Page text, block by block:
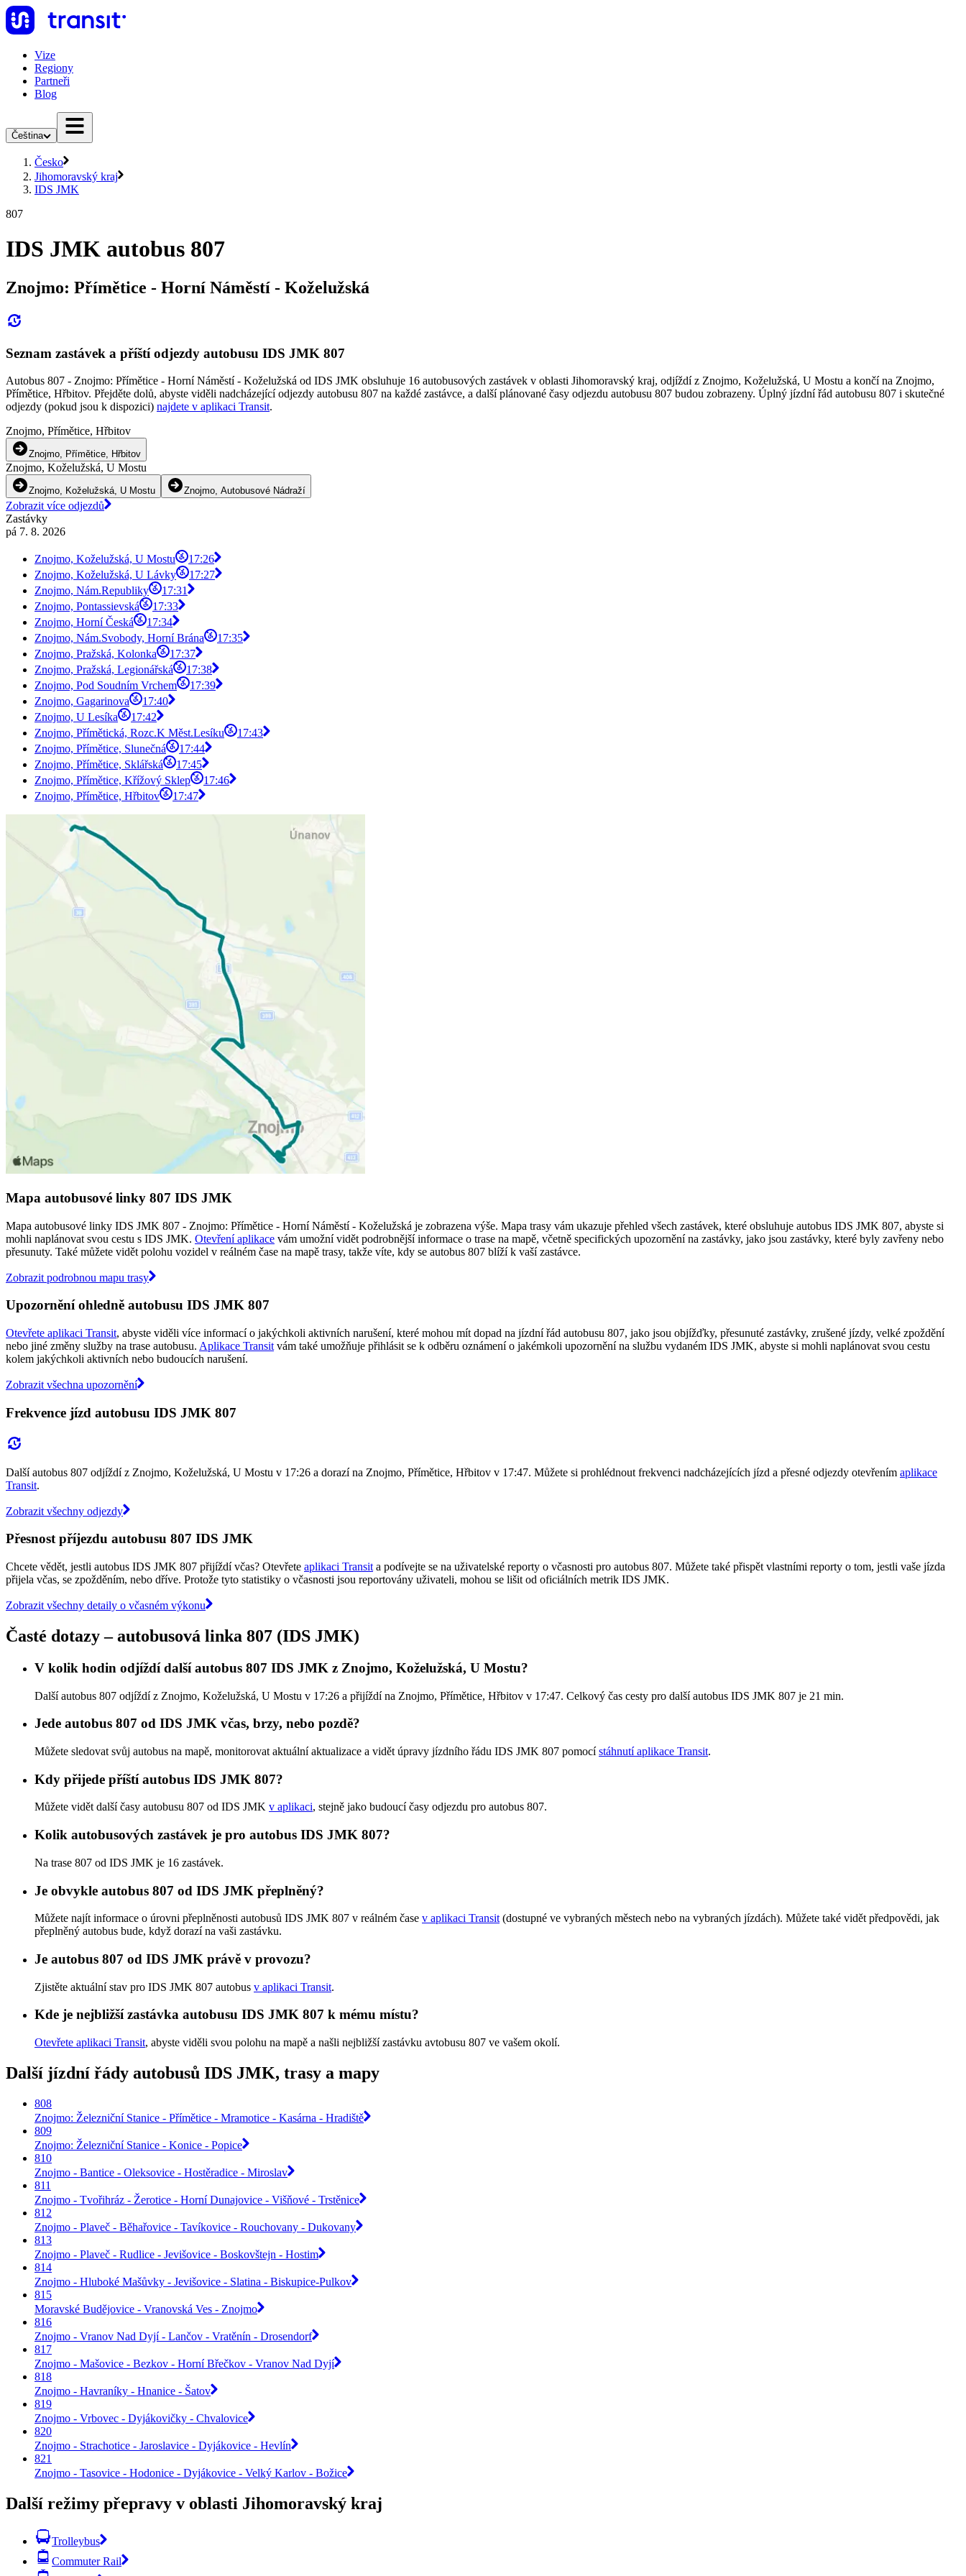
Vize
Regiony
Partneři
Blog
Čeština
Česko
Jihomoravský kraj
IDS JMK
807
IDS JMK autobus 807
Znojmo: Přímětice - Horní Náměstí - Koželužská
Seznam zastávek a příští odjezdy autobusu IDS JMK 807
Autobus 807 - Znojmo: Přímětice - Horní Náměstí - Koželužská od IDS JMK obsluhuje 16 autobusových zastávek v oblasti Jihomoravský kraj, odjíždí z Znojmo, Koželužská, U Mostu a končí na Znojmo,
Přímětice, Hřbitov. Přejděte dolů, abyste viděli nadcházející odjezdy autobusu 807 na každé zastávce, a další plánované časy odjezdu autobusu 807 budou zobrazeny. Úplný jízdní řád autobusu 807 i skutečné
odjezdy (pokud jsou k dispozici) najdete v aplikaci Transit.
Znojmo, Přímětice, Hřbitov
Znojmo, Přímětice, Hřbitov
Znojmo, Koželužská, U Mostu
Znojmo, Koželužská, U Mostu Znojmo, Autobusové Nádraží
Zobrazit více odjezdů
Zastávky
pá 7. 8. 2026
Znojmo, Koželužská, U Mostu
17:26
Znojmo, Koželužská, U Lávky
17:27
Znojmo, Nám.Republiky
17:31
Znojmo, Pontassievská
17:33
Znojmo, Horní Česká
17:34
Znojmo, Nám.Svobody, Horní Brána
17:35
Znojmo, Pražská, Kolonka
17:37
Znojmo, Pražská, Legionářská
17:38
Znojmo, Pod Soudním Vrchem
17:39
Znojmo, Gagarinova
17:40
Znojmo, U Lesíka
17:42
Znojmo, Přímětická, Rozc.K Měst.Lesíku
17:43
Znojmo, Přímětice, Slunečná
17:44
Znojmo, Přímětice, Sklářská
17:45
Znojmo, Přímětice, Křížový Sklep
17:46
Znojmo, Přímětice, Hřbitov
17:47
Mapa autobusové linky 807 IDS JMK
Mapa autobusové linky IDS JMK 807 - Znojmo: Přímětice - Horní Náměstí - Koželužská je zobrazena výše. Mapa trasy vám ukazuje přehled všech zastávek, které obsluhuje autobus IDS JMK 807, abyste si
mohli naplánovat svou cestu s IDS JMK. Otevření aplikace vám umožní vidět podrobnější informace o trase na mapě, včetně specifických upozornění na zastávky, jako jsou zastávky, které byly zavřeny nebo
přesunuty. Také můžete vidět polohu vozidel v reálném čase na mapě trasy, takže víte, kdy se autobus 807 blíží k vaší zastávce.
Zobrazit podrobnou mapu trasy
Upozornění ohledně autobusu IDS JMK 807
Otevřete aplikaci Transit, abyste viděli více informací o jakýchkoli aktivních narušení, které mohou mít dopad na jízdní řád autobusu 807, jako jsou objížďky, přesunuté zastávky, zrušené jízdy, velké zpoždění
nebo jiné změny služby na trase autobusu. Aplikace Transit vám také umožňuje přihlásit se k odběru oznámení o jakémkoli upozornění na službu vydaném IDS JMK, abyste si mohli naplánovat svou cestu
kolem jakýchkoli aktivních nebo budoucích narušení.
Zobrazit všechna upozornění
Frekvence jízd autobusu IDS JMK 807
Další autobus 807 odjíždí z Znojmo, Koželužská, U Mostu v 17:26 a dorazí na Znojmo, Přímětice, Hřbitov v 17:47. Můžete si prohlédnout frekvenci nadcházejících jízd a přesné odjezdy otevřením aplikace
Transit.
Zobrazit všechny odjezdy
Přesnost příjezdu autobusu 807 IDS JMK
Chcete vědět, jestli autobus IDS JMK 807 přijíždí včas? Otevřete aplikaci Transit a podívejte se na uživatelské reporty o včasnosti pro autobus 807. Můžete také přispět vlastními reporty o tom, jestli vaše jízda
přijela včas, se zpožděním, nebo dříve. Protože tyto statistiky o včasnosti jsou reportovány uživateli, mohou se lišit od oficiálních metrik IDS JMK.
Zobrazit všechny detaily o včasném výkonu
Časté dotazy – autobusová linka 807 (IDS JMK)
V kolik hodin odjíždí další autobus 807 IDS JMK z Znojmo, Koželužská, U Mostu?
Další autobus 807 odjíždí z Znojmo, Koželužská, U Mostu v 17:26 a přijíždí na Znojmo, Přímětice, Hřbitov v 17:47. Celkový čas cesty pro další autobus IDS JMK 807 je 21 min.
Jede autobus 807 od IDS JMK včas, brzy, nebo pozdě?
Můžete sledovat svůj autobus na mapě, monitorovat aktuální aktualizace a vidět úpravy jízdního řádu IDS JMK 807 pomocístáhnutí aplikace Transit.
Kdy přijede příští autobus IDS JMK 807?
Můžete vidět další časy autobusu 807 od IDS JMK v aplikaci, stejně jako budoucí časy odjezdu pro autobus 807.
Kolik autobusových zastávek je pro autobus IDS JMK 807?
Na trase 807 od IDS JMK je 16 zastávek.
Je obvykle autobus 807 od IDS JMK přeplněný?
Můžete najít informace o úrovni přeplněnosti autobusů IDS JMK 807 v reálném čase v aplikaci Transit (dostupné ve vybraných městech nebo na vybraných jízdách). Můžete také vidět předpovědi, jak
přeplněný autobus bude, když dorazí na vaši zastávku.
Je autobus 807 od IDS JMK právě v provozu?
Zjistěte aktuální stav pro IDS JMK 807 autobus v aplikaci Transit.
Kde je nejbližší zastávka autobusu IDS JMK 807 k mému místu?
Otevřete aplikaci Transit, abyste viděli svou polohu na mapě a našli nejbližší zastávku avtobusu 807 ve vašem okolí.
Další jízdní řády autobusů IDS JMK, trasy a mapy
808
Znojmo: Železniční Stanice - Přímětice - Mramotice - Kasárna - Hradiště
809
Znojmo: Železniční Stanice - Konice - Popice
810
Znojmo - Bantice - Oleksovice - Hostěradice - Miroslav
811
Znojmo - Tvořihráz - Žerotice - Horní Dunajovice - Višňové - Trstěnice
812
Znojmo - Plaveč - Běhařovice - Tavíkovice - Rouchovany - Dukovany
813
Znojmo - Plaveč - Rudlice - Jevišovice - Boskovštejn - Hostim
814
Znojmo - Hluboké Mašůvky - Jevišovice - Slatina - Biskupice-Pulkov
815
Moravské Budějovice - Vranovská Ves - Znojmo
816
Znojmo - Vranov Nad Dyjí - Lančov - Vratěnín - Drosendorf
817
Znojmo - Mašovice - Bezkov - Horní Břečkov - Vranov Nad Dyjí
818
Znojmo - Havraníky - Hnanice - Šatov
819
Znojmo - Vrbovec - Dyjákovičky - Chvalovice
820
Znojmo - Strachotice - Jaroslavice - Dyjákovice - Hevlín
821
Znojmo - Tasovice - Hodonice - Dyjákovice - Velký Karlov - Božice
Další režimy přepravy v oblasti Jihomoravský kraj
Trolleybus
Commuter Rail